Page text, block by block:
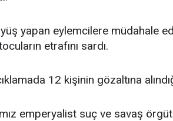
yapan eylemcilere müdahale
etrafını sardı.
12 kişinin gözaltına
emperyalist suç ve savaş örgütü